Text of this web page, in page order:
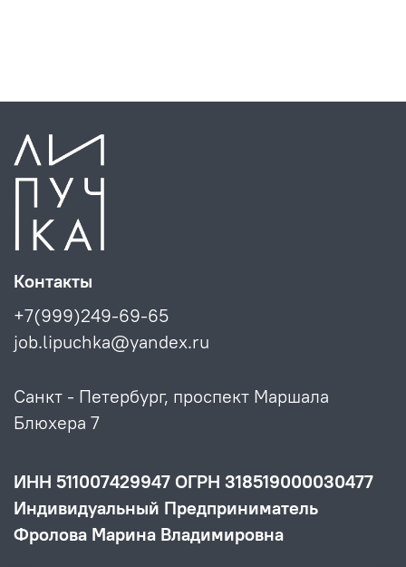
Контакты
+7(999)249-69-65
job.lipuchka@yandex.ru
Санкт - Петербург, проспект Маршала
Блюхера 7
ИНН 511007429947 ОГРН 318519000030477
Индивидуальный Предприниматель
Фролова Марина Владимировна